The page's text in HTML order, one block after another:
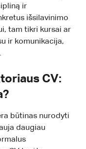
ir
išsilavinimo
tam tikri kursai ar
ir komunikacija,
CV:
būtinas nurodyti
daugiau